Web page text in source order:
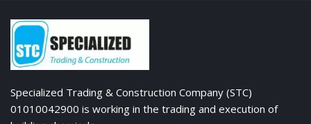
Specialized Trading & Construction Company (STC)
01010042900 is working in the trading and execution of